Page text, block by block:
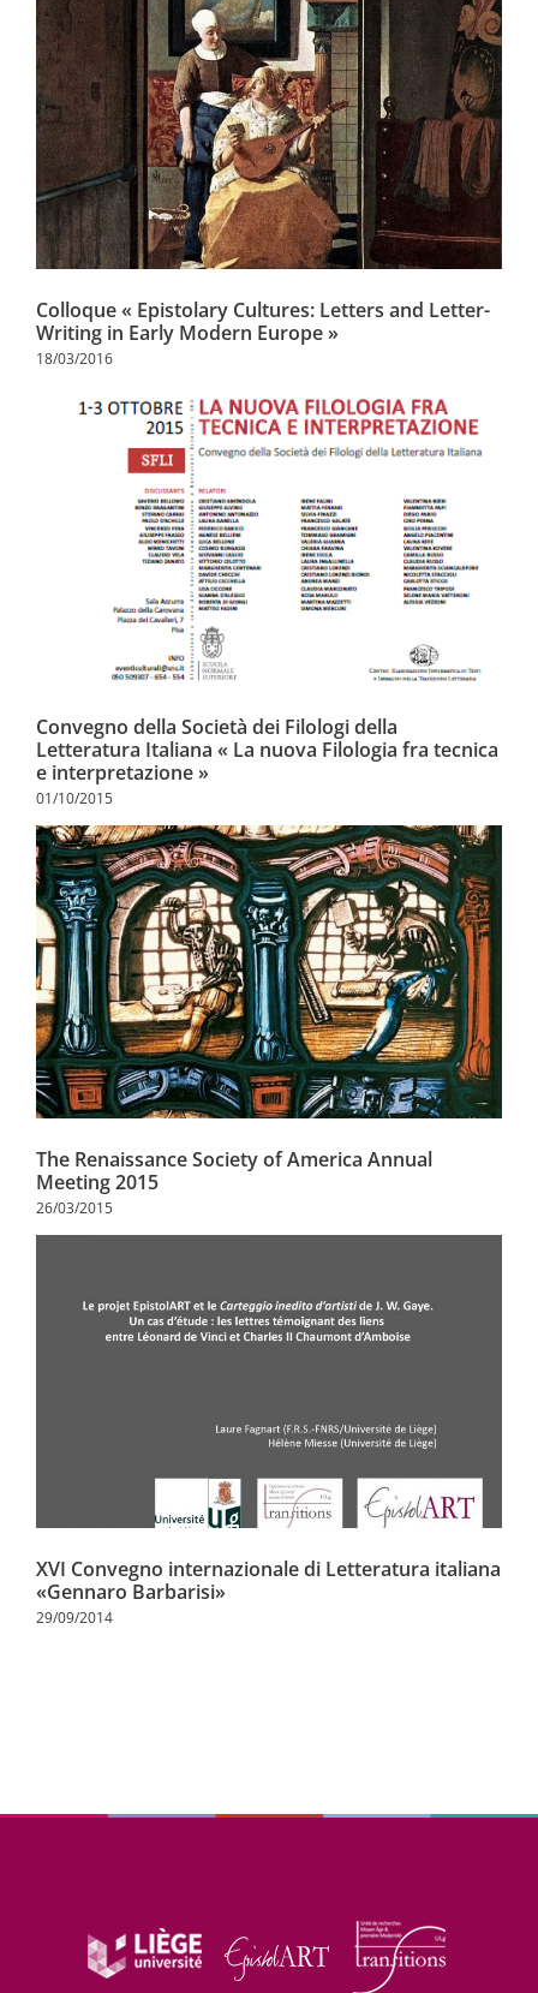
Colloque « Epistolary Cultures: Letters and Letter-
Writing in Early Modern Europe »
18/03/2016
Convegno della Società dei Filologi della
Letteratura Italiana « La nuova Filologia fra tecnica
e interpretazione »
01/10/2015
The Renaissance Society of America Annual
Meeting 2015
26/03/2015
XVI Convegno internazionale di Letteratura italiana
«Gennaro Barbarisi»
29/09/2014